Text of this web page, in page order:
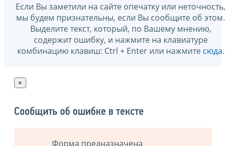
Если Вы заметили на сайте опечатку или неточность,
мы будем признательны, если Вы сообщите об этом.
Выделите текст, который, по Вашему мнению,
содержит ошибку, и нажмите на клавиатуре
комбинацию клавиш: Ctrl + Enter или нажмите сюда.
×
Сообщить об ошибке в тексте
Форма предназначена